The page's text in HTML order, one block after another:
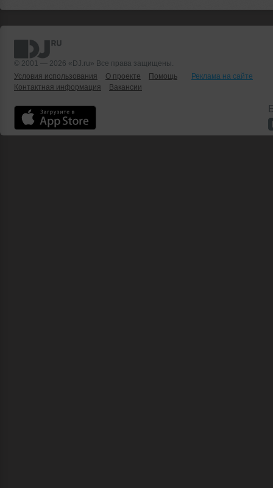
© 2001 — 2026 «DJ.ru» Все права защищены.
Условия использования
О проекте Помощь
Реклама на сайте
Контактная информация
Вакансии